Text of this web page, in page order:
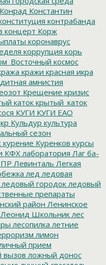
Конрад Константин
контрабанда
концерт Корж
коронаврус
коррупция корь
космос
кражи красная икра
амнистия
Крещение кризис
катоккрытый_каток
КУГИ КУГИ ЕАО
Кульдур культура
сезон
курение Куренков курсы
КФХ лаборатория Лаг ба-
Левинталь Легкая
лед ледовая
ледовый городок ледовый
препараты
район Ленинское
Леонид Школьник лес
лесопилка летние
лимон
личный прием
вызов ложный донос